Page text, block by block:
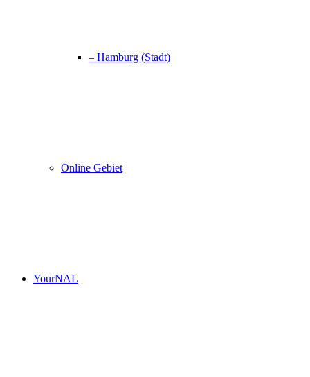
– Hamburg (Stadt)
Online Gebiet
YourNAL